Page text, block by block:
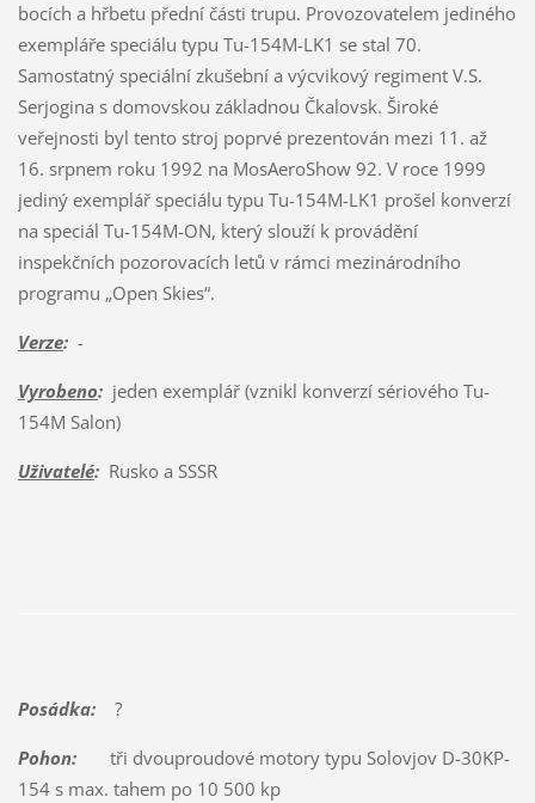
bocích a hřbetu přední části trupu. Provozovatelem jediného
exempláře speciálu typu Tu-154M-LK1 se stal 70.
Samostatný speciální zkušební a výcvikový regiment V.S.
Serjogina s domovskou základnou Čkalovsk. Široké
veřejnosti byl tento stroj poprvé prezentován mezi 11. až
16. srpnem roku 1992 na MosAeroShow 92. V roce 1999
jediný exemplář speciálu typu Tu-154M-LK1 prošel konverzí
na speciál Tu-154M-ON, který slouží k provádění
inspekčních pozorovacích letů v rámci mezinárodního
programu „Open Skies“.
Verze:-
Vyrobeno:jeden exemplář (vznikl konverzí sériového Tu-
154M Salon)
Uživatelé:Rusko a SSSR
Posádka:?
Pohon:tři dvouproudové motory typu Solovjov D-30KP-
154 s max. tahem po 10 500 kp